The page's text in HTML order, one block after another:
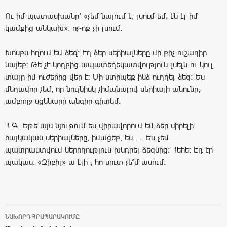
Ու իմ պատասխանը՝ «չեմ նայում է, լսում եմ, էն էլ իմ
կամքից անկախ», ոչ-ոք չի լսում:
Խոսքս հղում եմ ձեզ: Էդ ձեր սերիալները մի քիչ ուշադիր
նայեք: Թե չէ կողքից ապատեղեկատվություն լսելն ու կուլ
տալը իմ ուժերից վեր է: Մի ստիպեք ինձ ուղղել ձեզ: Ես
մեղավոր չեմ, որ նույնիսկ չիմանալով սերիալի անունը,
ամբողջ սցենարը անգիր գիտեմ:
Հ.Գ. Եթե այս նյութում ես վիրավորում եմ ձեր սիրելի
հայկական սերիալները, իմացեք, ես … Ես չեմ
պատրաստվում ներողություն խնդրել ձեզնից: Հեհե: Էդ էր
պակաս: «Զիբիլ» ա էլի , հո սուտ չե՞մ ասում:
ՆԱԽՈՐԴ ՀՐԱՊԱՐԱԿՈՒՄԸ